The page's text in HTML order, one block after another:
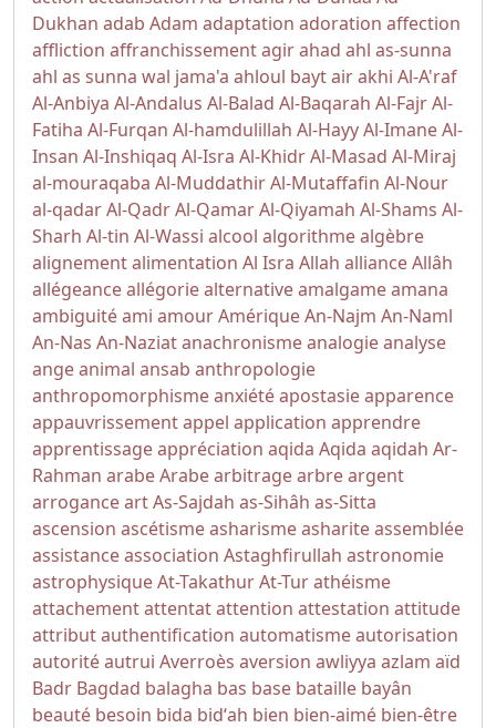
Dukhan adab Adam adaptation adoration affection
affliction affranchissementagirahad ahl as-sunna
ahl as sunna wal jama'a ahloul baytairakhi Al-A'raf
Al-Anbiya Al-Andalus Al-Balad Al-Baqarah Al-FajrAl-
Fatiha Al-Furqan Al-hamdulillah Al-HayyAl-ImaneAl-
Insan Al-Inshiqaq Al-Isra Al-KhidrAl-Masad Al-Miraj
al-mouraqaba Al-MuddathirAl-Mutaffafin Al-Nour
al-qadarAl-QadrAl-QamarAl-Qiyamah Al-Shams Al-
Sharh Al-tin Al-Wassi alcool algorithmealgèbre
alignementalimentation Al Isra Allah allianceAllâh
allégeanceallégoriealternativeamalgameamana
ambiguitéami amourAmériqueAn-Najm An-Naml
An-Nas An-Naziatanachronismeanalogieanalyse
angeanimal ansab anthropologie
anthropomorphismeanxiétéapostasieapparence
appauvrissementappel application apprendre
apprentissageappréciation aqida Aqida aqidah Ar-
Rahman arabeArabearbitragearbreargent
arroganceartAs-Sajdah as-Sihâh as-Sitta
ascension ascétismeasharismeashariteassemblée
assistanceassociation Astaghfirullah astronomie
astrophysiqueAt-TakathurAt-Turathéisme
attachementattentatattention attestation attitude
attributauthentification automatismeautorisation
autoritéautrui Averroès aversion awliyya azlam aïd
Badr Bagdad balagha bas base bataille bayân
beauté besoin bida bidʻah bien bien-aimé bien-être